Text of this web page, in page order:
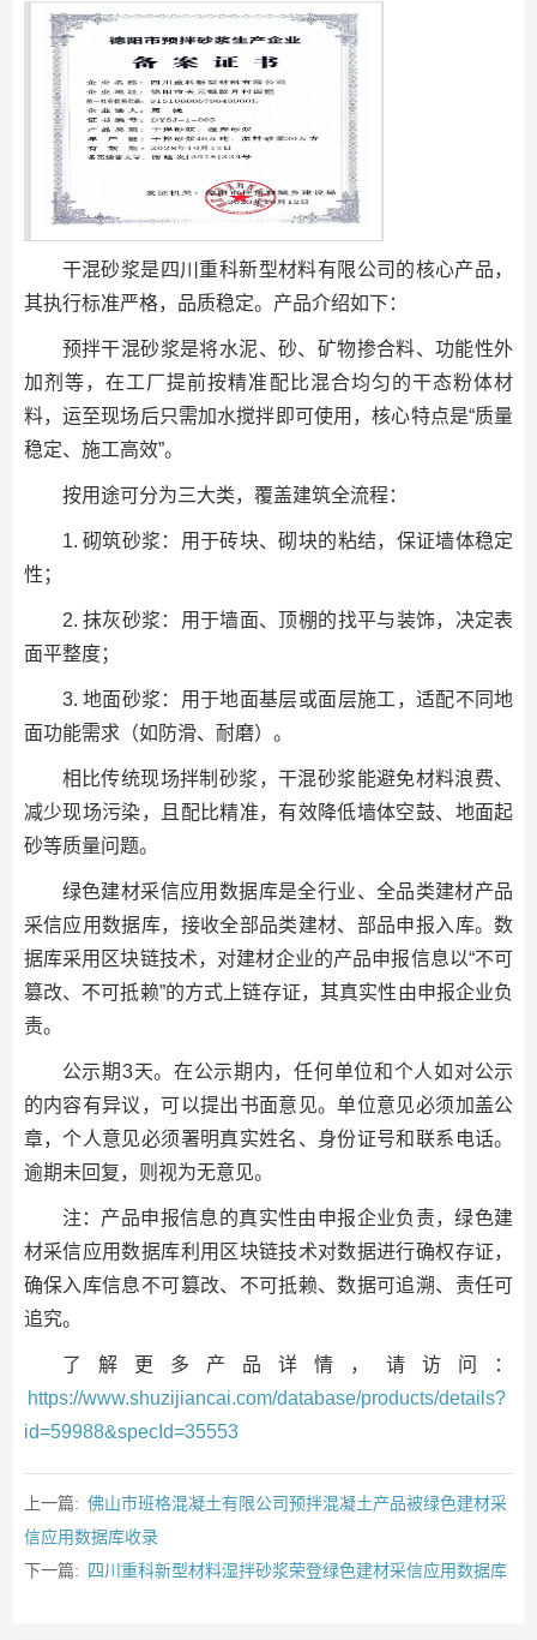
干混砂浆是四川重科新型材料有限公司的核心产品，
其执行标准严格，品质稳定。产品介绍如下：
预拌干混砂浆是将水泥、砂、矿物掺合料、功能性外
加剂等，在工厂提前按精准配比混合均匀的干态粉体材
料，运至现场后只需加水搅拌即可使用，核心特点是“质量
稳定、施工高效”。
按用途可分为三大类，覆盖建筑全流程：
1. 砌筑砂浆：用于砖块、砌块的粘结，保证墙体稳定
性；
2. 抹灰砂浆：用于墙面、顶棚的找平与装饰，决定表
面平整度；
3. 地面砂浆：用于地面基层或面层施工，适配不同地
面功能需求（如防滑、耐磨）。
相比传统现场拌制砂浆，干混砂浆能避免材料浪费、
减少现场污染，且配比精准，有效降低墙体空鼓、地面起
砂等质量问题。
绿色建材采信应用数据库是全行业、全品类建材产品
采信应用数据库，接收全部品类建材、部品申报入库。数
据库采用区块链技术，对建材企业的产品申报信息以“不可
篡改、不可抵赖”的方式上链存证，其真实性由申报企业负
责。
公示期3天。在公示期内，任何单位和个人如对公示
的内容有异议，可以提出书面意见。单位意见必须加盖公
章，个人意见必须署明真实姓名、身份证号和联系电话。
逾期未回复，则视为无意见。
注：产品申报信息的真实性由申报企业负责，绿色建
材采信应用数据库利用区块链技术对数据进行确权存证，
确保入库信息不可篡改、不可抵赖、数据可追溯、责任可
追究。
了解更多产品详情，请访问：
https://www.shuzijiancai.com/database/products/details?
id=59988&specId=35553
上一篇: 佛山市班格混凝土有限公司预拌混凝土产品被绿色建材采
信应用数据库收录
下一篇:
四川重科新型材料湿拌砂浆荣登绿色建材采信应用数据库